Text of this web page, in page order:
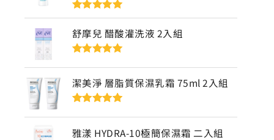
評分5滿分
舒摩兒 醋酸灌洗液 2入組
5
潔美淨 層脂質保濕乳霜 75ml 2入組
5
雅漾 HYDRA-10極簡保濕霜 二入組